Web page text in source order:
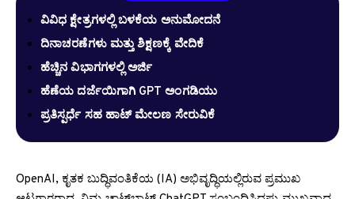
ವಿವಿಧ ಕ್ಷೇತ್ರಗಳಲ್ಲಿ ಬಳಕೆಯ ಅನುಮೋದನೆ
ದಿನಾಚರಣೆಗಳು ಮತ್ತು ಶಿಕ್ಷಣಕ್ಕೆ ವೇದಿಕೆ
ಹೆಚ್ಚಿನ ವಿಭಾಗಗಳಲ್ಲಿ ಅರ್ಜಿ
ಹೆಣೆಯ ದರ್ಜೆಯಿಗಾಗಿ GPT ಅಂಗಡಿಯು
ಪ್ರತಿಸ್ಪರ್ಧೆ ಸಹ ಹಾಟ್ ಮೇಲಣ ಸೇರುವಿಕೆ
OpenAI, ಕೃತಕ ಬುದ್ಧಿವಂತಿಕೆಯ (IA) ಅಭಿವೃದ್ಧಿಯಲ್ಲಿರುವ ಪ್ರಮುಖ